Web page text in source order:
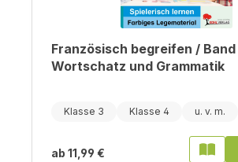
Französisch begreifen / Band
Wortschatz und Grammatik
Klasse 3 Klasse 4
ab 11,99 €